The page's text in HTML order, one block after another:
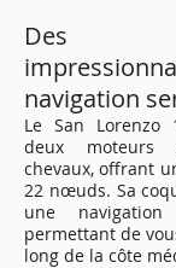
Des
navigation
Le San
deux moteurs
chevaux, offrant
22 nœuds. Sa
une
permettant de
long de la côte